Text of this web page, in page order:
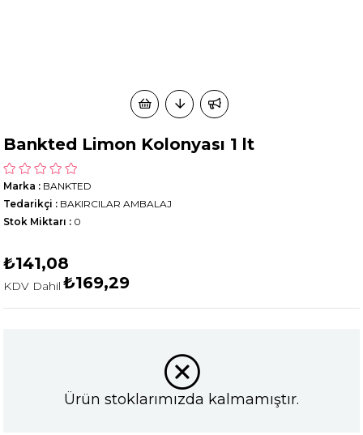
Bankted Limon Kolonyası 1 lt
Marka : BANKTED
Tedarikçi : BAKIRCILAR AMBALAJ
Stok Miktarı : 0
₺141,08
KDV Dahil ₺169,29
Ürün stoklarımızda kalmamıştır.